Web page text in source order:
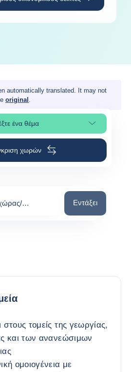
automatically translated. It may not
original .
ένα θέμα
Επιλέξτε τμήμα της σελίδας
χωρών
Αναζήτηση
Εντάξει
τομείς της γεωργίας,
και των ανανεώσιμων
ομοιογένεια με